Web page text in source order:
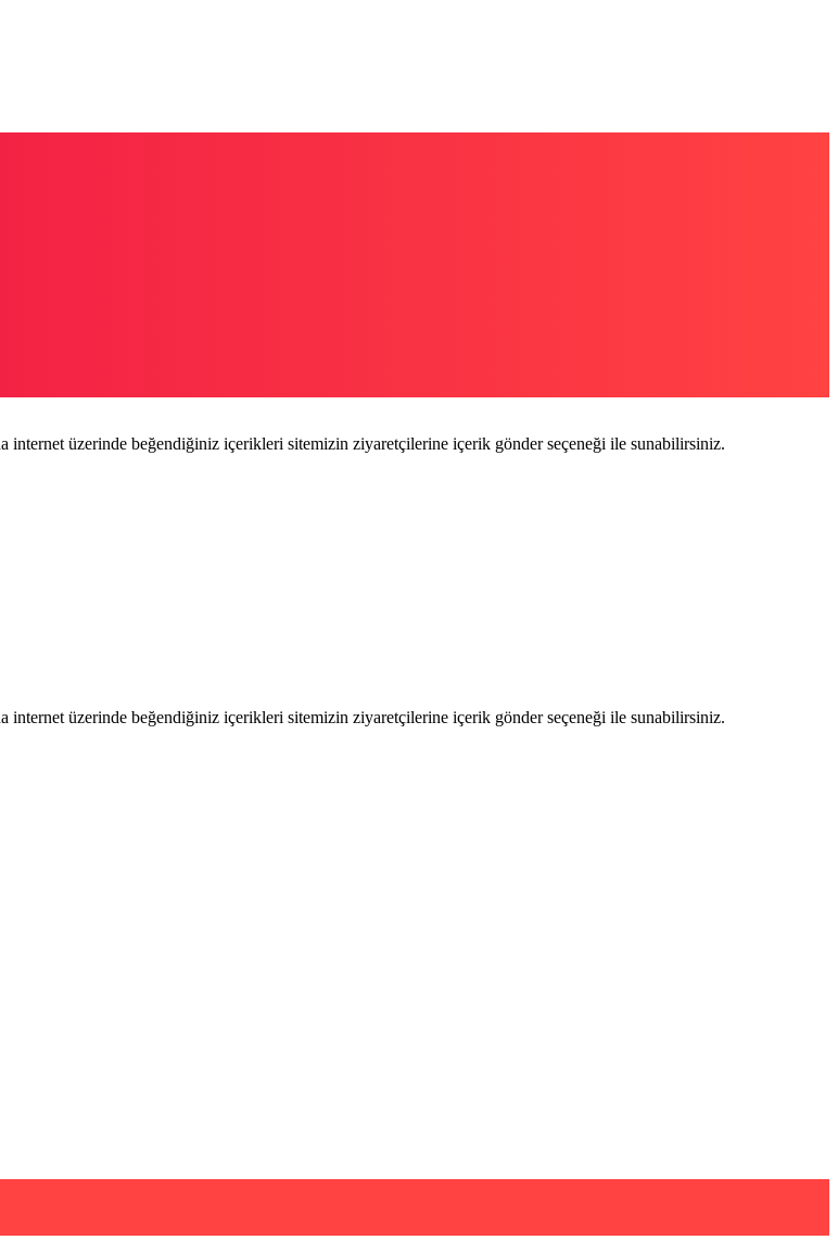
üzerinde beğendiğiniz içerikleri sitemizin ziyaretçilerine içerik gönder seçeneği ile sunabilirsiniz.
üzerinde beğendiğiniz içerikleri sitemizin ziyaretçilerine içerik gönder seçeneği ile sunabilirsiniz.